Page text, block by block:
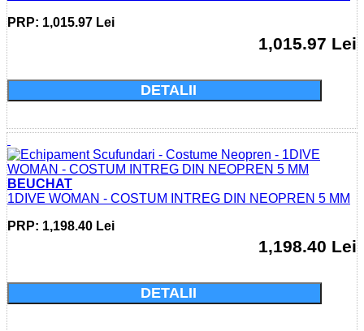
PRP: 1,015.97 Lei
1,015.97 Lei
DETALII
BEUCHAT
1DIVE WOMAN - COSTUM INTREG DIN NEOPREN 5 MM
PRP: 1,198.40 Lei
1,198.40 Lei
DETALII